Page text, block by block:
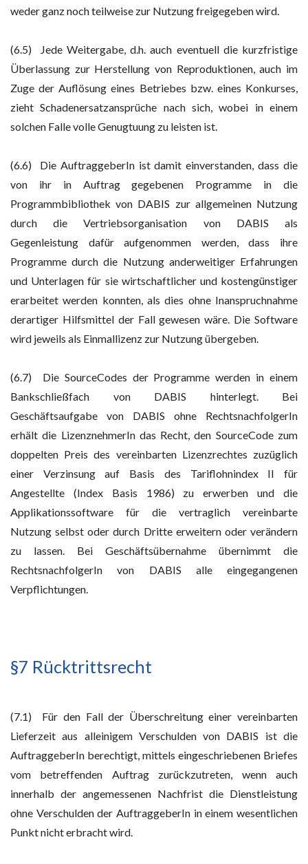
weder ganz noch teilweise zur Nutzung freigegeben wird.
(6.5) Jede Weitergabe, d.h. auch eventuell die kurzfristige
Überlassung zur Herstellung von Reproduktionen, auch im
Zuge der Auflösung eines Betriebes bzw. eines Konkurses,
zieht Schadenersatzansprüche nach sich, wobei in einem
solchen Falle volle Genugtuung zu leisten ist.
(6.6) Die AuftraggeberIn ist damit einverstanden, dass die
von ihr in Auftrag gegebenen Programme in die
Programmbibliothek von DABIS zur allgemeinen Nutzung
durch die Vertriebsorganisation von DABIS als
Gegenleistung dafür aufgenommen werden, dass ihre
Programme durch die Nutzung anderweitiger Erfahrungen
und Unterlagen für sie wirtschaftlicher und kostengünstiger
erarbeitet werden konnten, als dies ohne Inanspruchnahme
derartiger Hilfsmittel der Fall gewesen wäre. Die Software
wird jeweils als Einmallizenz zur Nutzung übergeben.
(6.7) Die SourceCodes der Programme werden in einem
Bankschließfach von DABIS hinterlegt. Bei
Geschäftsaufgabe von DABIS ohne RechtsnachfolgerIn
erhält die LizenznehmerIn das Recht, den SourceCode zum
doppelten Preis des vereinbarten Lizenzrechtes zuzüglich
einer Verzinsung auf Basis des Tariflohnindex II für
Angestellte (Index Basis 1986) zu erwerben und die
Applikationssoftware für die vertraglich vereinbarte
Nutzung selbst oder durch Dritte erweitern oder verändern
zu lassen. Bei Geschäftsübernahme übernimmt die
RechtsnachfolgerIn von DABIS alle eingegangenen
Verpflichtungen.
§7 Rücktrittsrecht
(7.1) Für den Fall der Überschreitung einer vereinbarten
Lieferzeit aus alleinigem Verschulden von DABIS ist die
AuftraggeberIn berechtigt, mittels eingeschriebenen Briefes
vom betreffenden Auftrag zurückzutreten, wenn auch
innerhalb der angemessenen Nachfrist die Dienstleistung
ohne Verschulden der AuftraggeberIn in einem wesentlichen
Punkt nicht erbracht wird.